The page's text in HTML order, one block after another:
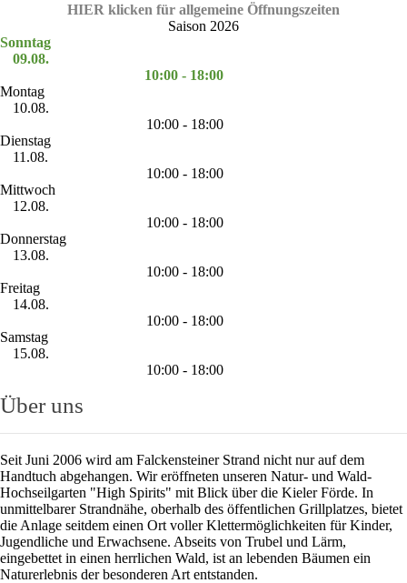
HIER klicken für allgemeine Öffnungszeiten
Saison 2026
Sonntag
09.08.
10:00 - 18:00
Montag
10.08.
10:00 - 18:00
Dienstag
11.08.
10:00 - 18:00
Mittwoch
12.08.
10:00 - 18:00
Donnerstag
13.08.
10:00 - 18:00
Freitag
14.08.
10:00 - 18:00
Samstag
15.08.
10:00 - 18:00
Über uns
Seit Juni 2006 wird am Falckensteiner Strand nicht nur auf dem
Handtuch abgehangen. Wir eröffneten unseren Natur- und Wald-
Hochseilgarten "High Spirits" mit Blick über die Kieler Förde. In
unmittelbarer Strandnähe, oberhalb des öffentlichen Grillplatzes, bietet
die Anlage seitdem einen Ort voller Klettermöglichkeiten für Kinder,
Jugendliche und Erwachsene. Abseits von Trubel und Lärm,
eingebettet in einen herrlichen Wald, ist an lebenden Bäumen ein
Naturerlebnis der besonderen Art entstanden.